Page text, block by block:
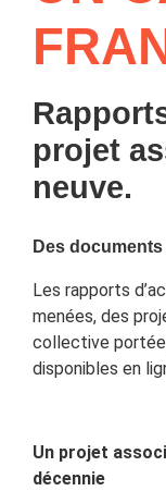
projet
neuve.
Des
Les rapports
menées, des
collective portée
disponibles en
Un projet
décennie